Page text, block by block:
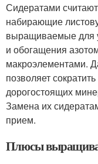
Сидератами
набирающие
выращиваемые для
и обогащения
макроэлементами.
позволяет
дорогостоящих
Замена их
прием.
Плюсы